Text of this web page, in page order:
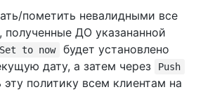
пометить невалидными все
полученные ДО указананной
Set to now будет установлено
дату, а затем через Push
политику всем клиентам на